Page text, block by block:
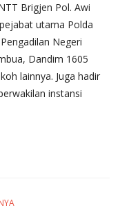
Brigjen Pol. Awi
utama Polda
Negeri
Dandim 1605
lainnya. Juga hadir
instansi